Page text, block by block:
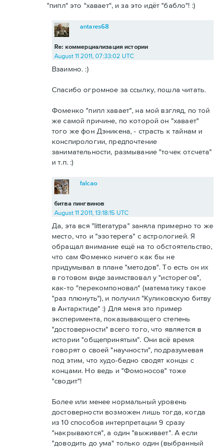
"пипл" это "хавает", и за это идёт "бабло"! :)
Re: коммерциализация истории
antares68
August 11 2011, 07:33:02 UTC
Взаимно. :)
Спасибо огромное за ссылку, пошла читать.
Фоменко "пипл хавает", на мой взгляд, по той
же самой причине, по которой он "хавает"
того же фон Дэникена, - страсть к тайнам и
конспирологии, предпочтение
занимательности, размывание "точек отсчета"
и т.п. :)
битва пингвинов
falcao
August 11 2011, 13:18:15 UTC
Да, эта вся "litterатура" заняла примерно то же
место, что и "эзотерега" с астрологией. Я
обращал внимание ещё на то обстоятельство,
что сам Фоменко ничего как бы не
придумывал в плане "методов". То есть он их
в готовом виде заимствовал у "исторегов",
как-то "перекомпоновал" (математику такое
"раз плюнуть"), и получил "Куликовскую битву
в Антарктиде" :) Для меня это пример
эксперимента, показывающего степень
"достоверности" всего того, что является в
истории "общепринятым". Они всё время
говорят о своей "научности", подразумевая
под этим, что худо-бедно сводят концы с
концами. Но ведь и "Фомоносов" тоже
"сводит"!
Более или менее нормальный уровень
достоверности возможен лишь тогда, когда
из 10 способов интерпретации 9 сразу
"накрываются", а один "выживает". А если
"доводить до ума" только один (выбранный